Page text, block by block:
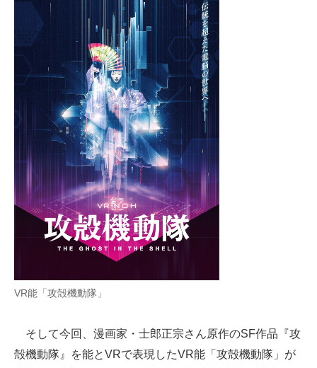
エネルギーの専門メディア
建設×テクノロジーの最前線
ちょっと気になるネットの話題
VR能「攻殻機動隊」
そして今回、漫画家・士郎正宗さん原作のSF作品『攻
殻機動隊』を能とVRで表現したVR能「攻殻機動隊」が